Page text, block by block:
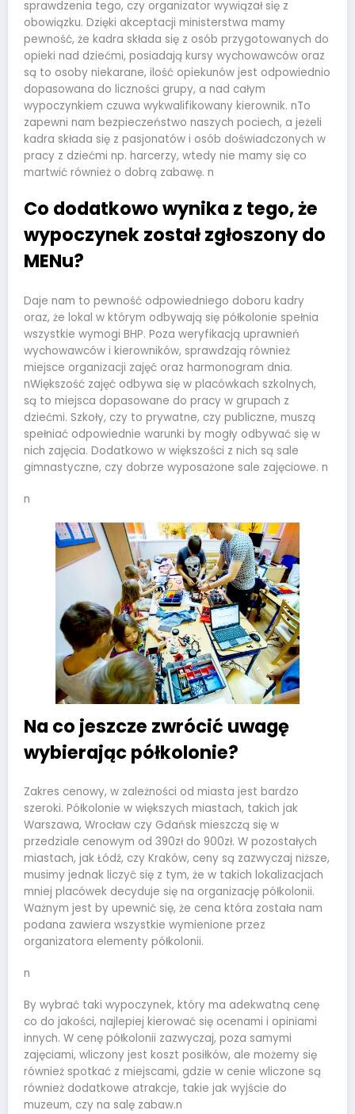
sprawdzenia tego, czy organizator wywiązał się z
obowiązku. Dzięki akceptacji ministerstwa mamy
pewność, że kadra składa się z osób przygotowanych do
opieki nad dziećmi, posiadają kursy wychowawców oraz
są to osoby niekarane, ilość opiekunów jest odpowiednio
dopasowana do liczności grupy, a nad całym
wypoczynkiem czuwa wykwalifikowany kierownik. nTo
zapewni nam bezpieczeństwo naszych pociech, a jeżeli
kadra składa się z pasjonatów i osób doświadczonych w
pracy z dziećmi np. harcerzy, wtedy nie mamy się co
martwić również o dobrą zabawę. n
Co dodatkowo wynika z tego, że
wypoczynek został zgłoszony do
MENu?
Daje nam to pewność odpowiedniego doboru kadry
oraz, że lokal w którym odbywają się półkolonie spełnia
wszystkie wymogi BHP. Poza weryfikacją uprawnień
wychowawców i kierowników, sprawdzają również
miejsce organizacji zajęć oraz harmonogram dnia.
nWiększość zajęć odbywa się w placówkach szkolnych,
są to miejsca dopasowane do pracy w grupach z
dziećmi. Szkoły, czy to prywatne, czy publiczne, muszą
spełniać odpowiednie warunki by mogły odbywać się w
nich zajęcia. Dodatkowo w większości z nich są sale
gimnastyczne, czy dobrze wyposażone sale zajęciowe. n
n
Na co jeszcze zwrócić uwagę
wybierając półkolonie?
Zakres cenowy, w zależności od miasta jest bardzo
szeroki. Półkolonie w większych miastach, takich jak
Warszawa, Wrocław czy Gdańsk mieszczą się w
przedziale cenowym od 390zł do 900zł. W pozostałych
miastach, jak Łódź, czy Kraków, ceny są zazwyczaj niższe,
musimy jednak liczyć się z tym, że w takich lokalizacjach
mniej placówek decyduje się na organizację półkolonii.
Ważnym jest by upewnić się, że cena która została nam
podana zawiera wszystkie wymienione przez
organizatora elementy półkolonii.
n
By wybrać taki wypoczynek, który ma adekwatną cenę
co do jakości, najlepiej kierować się ocenami i opiniami
innych. W cenę półkolonii zazwyczaj, poza samymi
zajęciami, wliczony jest koszt posiłków, ale możemy się
również spotkać z miejscami, gdzie w cenie wliczone są
również dodatkowe atrakcje, takie jak wyjście do
muzeum, czy na salę zabaw.n